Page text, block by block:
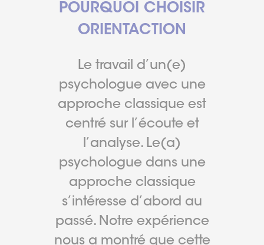
POURQUOI CHOISIR
ORIENTACTION
Le travail d’un(e)
psychologue avec une
approche classique est
centré sur l’écoute et
l’analyse. Le(a)
psychologue dans une
approche classique
s’intéresse d’abord au
passé. Notre expérience
nous a montré que cette